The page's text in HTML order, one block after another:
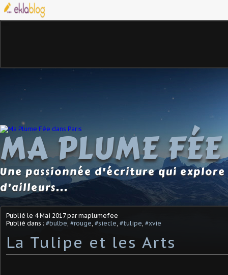
MA PLUME
Une passionnée d'écriture qui
d'ailleurs...
Publié le 4 Mai 2017par maplumefee
Publié dans : #bulbe #rouge #siecle #tulipe #xvie
La Tulipe et les Arts